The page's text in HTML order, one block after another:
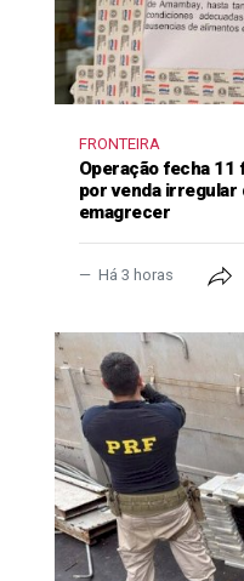
FRONTEIRA
Operação fecha 11
por venda irregular
emagrecer
Há 3 horas